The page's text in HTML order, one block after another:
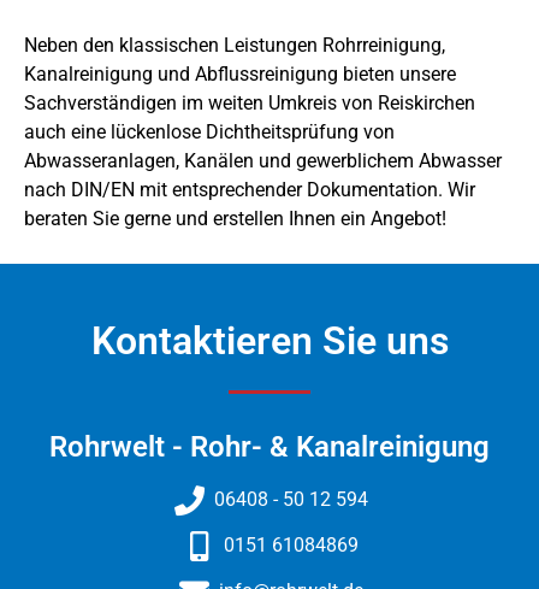
Neben den klassischen Leistungen Rohrreinigung,
Kanalreinigung und Abflussreinigung bieten unsere
Sachverständigen im weiten Umkreis von Reiskirchen
auch eine lückenlose Dichtheitsprüfung von
Abwasseranlagen, Kanälen und gewerblichem Abwasser
nach DIN/EN mit entsprechender Dokumentation. Wir
beraten Sie gerne und erstellen Ihnen ein Angebot!
Kontaktieren Sie uns
Rohrwelt - Rohr- & Kanalreinigung​
06408 - 50 12 594
0151 61084869